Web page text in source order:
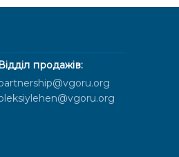
Відділ продажів: